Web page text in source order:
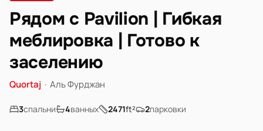
Рядом с Pavilion | Гибкая
меблировка | Готово к
заселению
Quortaj · Аль Фурджан
3спальни 4ванных 2471ft² 2парковки